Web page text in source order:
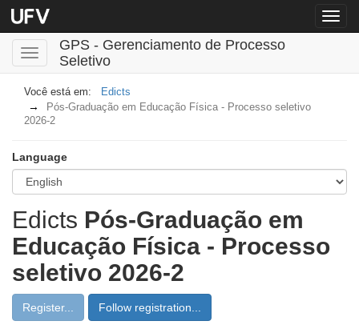
Menu
Toggle
navigation
GPS - Gerenciamento de Processo
Seletivo
Edicts
Pós-Graduação em Educação Física - Processo seletivo
2026-2
Language
Edicts Pós-Graduação em
Educação Física - Processo
seletivo 2026-2
Register... Follow registration...